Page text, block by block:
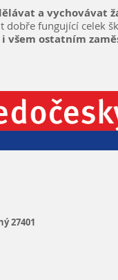
a vychovávat
dobře fungující celek
všem ostatním
27401